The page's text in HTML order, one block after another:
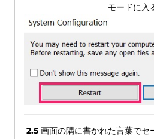
モードに入
2.5画面の隅に書かれた言葉でセ